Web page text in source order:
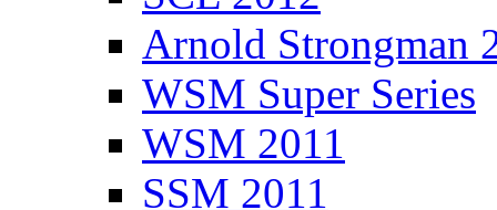
Arnold Strongman
WSM Super Series
WSM 2011
SSM 2011